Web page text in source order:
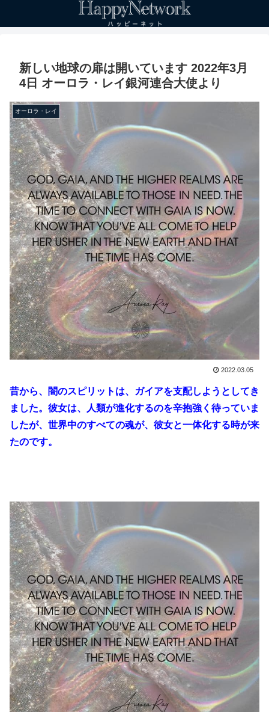
新しい地球の扉は開いています 2022年3月
4日 オーロラ・レイ銀河連合大使より
オーロラ・レイ
2022.03.05
昔から、闇のスピリットは、ガイアを支配しようとしてき
ました。彼女は、人類が進化するのを辛抱強く待っていま
したが、世界中のすべての魂が、彼女と一体化する時が来
たのです。